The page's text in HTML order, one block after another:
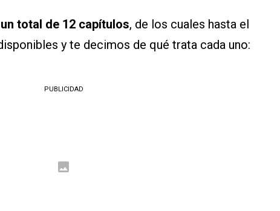
total de 12 capítulos, de los cuales hasta el
y te decimos de qué trata cada uno:
PUBLICIDAD